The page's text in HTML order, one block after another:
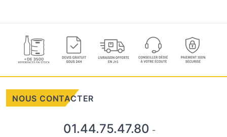
NOUS CONTACTER
01.44.75.47.80 -